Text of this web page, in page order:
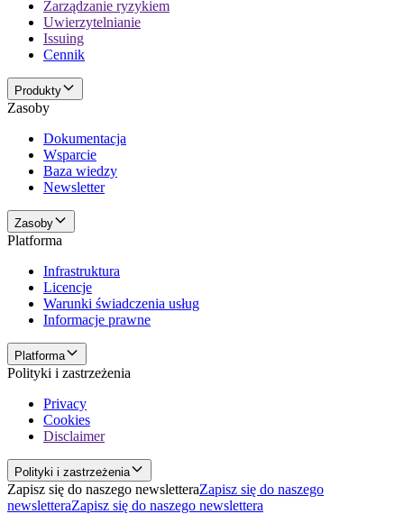
Zarządzanie ryzykiem
Uwierzytelnianie
Issuing
Cennik
Produkty
Zasoby
Dokumentacja
Wsparcie
Baza wiedzy
Newsletter
Zasoby
Platforma
Infrastruktura
Licencje
Warunki świadczenia usług
Informacje prawne
Platforma
Polityki i zastrzeżenia
Privacy
Cookies
Disclaimer
Polityki i zastrzeżenia
Zapisz się do naszego newsletteraZapisz się do naszego
newsletteraZapisz się do naszego newslettera